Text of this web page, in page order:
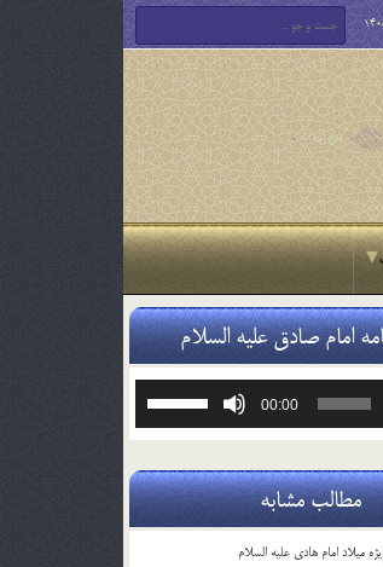
امام صادق علیه السلام
00:00
یا
صدا
کلیدهای
مطالب مشابه
میلاد امام هادی علیه السلام